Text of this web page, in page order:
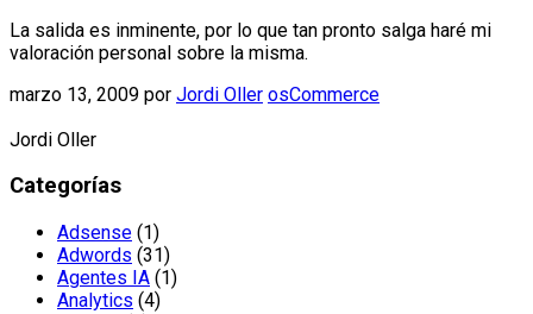
La salida es inminente, por lo que tan pronto salga haré mi
valoración personal sobre la misma.
marzo 13, 2009 por Jordi Oller osCommerce
Jordi Oller
Categorías
Adsense (1)
Adwords (31)
Agentes IA (1)
Analytics (4)